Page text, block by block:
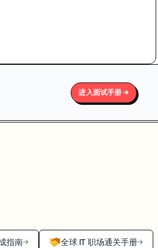
进入面试手册 →
指南→ 全球 IT 职场通关手册→